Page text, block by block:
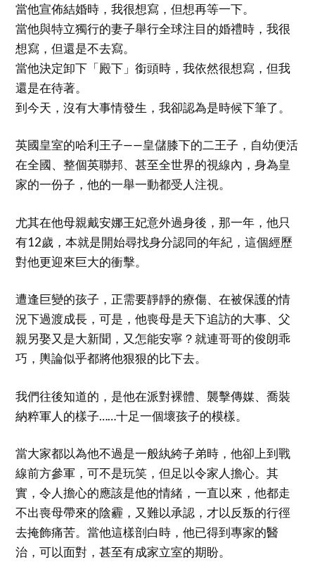
當他宣佈結婚時，我很想寫，但想再等一下。
當他與特立獨行的妻子舉行全球注目的婚禮時，我很
想寫，但還是不去寫。
當他決定卸下「殿下」銜頭時，我依然很想寫，但我
還是在待著。
到今天，沒有大事情發生，我卻認為是時候下筆了。
英國皇室的哈利王子——皇儲膝下的二王子，自幼便活
在全國、整個英聯邦、甚至全世界的視線內，身為皇
家的一份子，他的一舉一動都受人注視。
尤其在他母親戴安娜王妃意外過身後，那一年，他只
有12歲，本就是開始尋找身分認同的年紀，這個經歷
對他更迎來巨大的衝擊。
遭逢巨變的孩子，正需要靜靜的療傷、在被保護的情
況下過渡成長，可是，他喪母是天下追訪的大事、父
親另娶又是大新聞，又怎能安寧？就連哥哥的俊朗乖
巧，輿論似乎都將他狠狠的比下去。
我們往後知道的，是他在派對裸體、襲擊傳媒、喬裝
納粹軍人的樣子……十足一個壞孩子的模樣。
當大家都以為他不過是一般紈絝子弟時，他卻上到戰
線前方參軍，可不是玩笑，但足以令家人擔心。其
實，令人擔心的應該是他的情緒，一直以來，他都走
不出喪母帶來的陰霾，又難以承認，才以反叛的行徑
去掩飾痛苦。當他這樣剖白時，他已得到專家的醫
治，可以面對，甚至有成家立室的期盼。